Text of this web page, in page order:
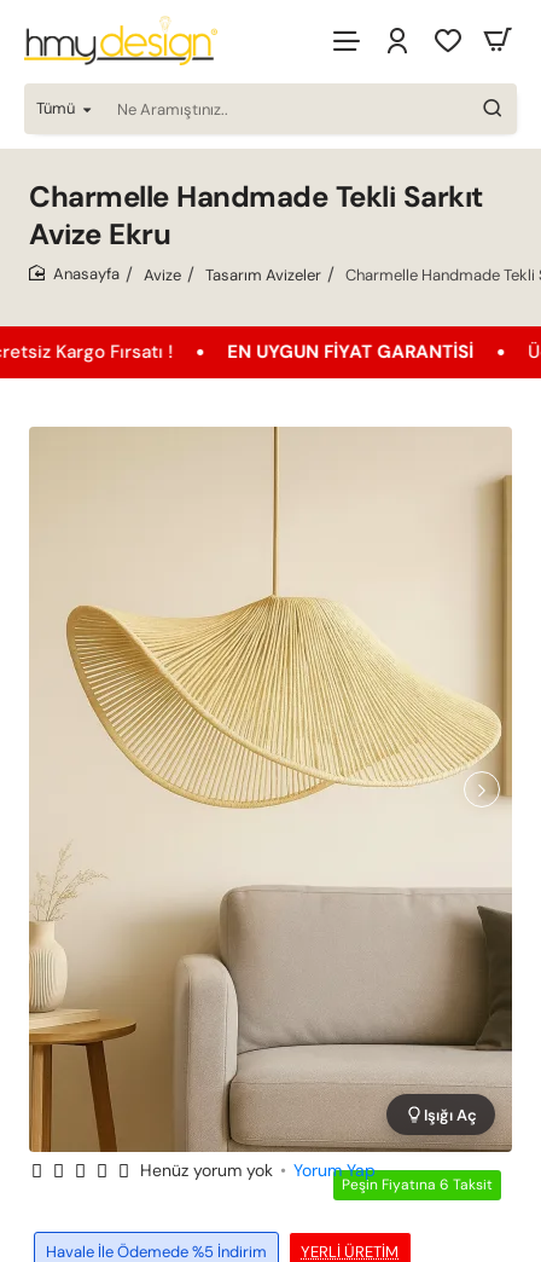
Tümü
Ne
Aramıştınız..
Charmelle Handmade Tekli Sarkıt
Avize Ekru
Avize Tasarım Avizeler Charmelle Handmade Tekli
Fırsatı ! EN UYGUN FIYAT GARANTISI Ücretsiz
Peşin Fiyatına 6 Taksit
Işığı Aç
YERLI ÜRETIM
Havale İle Ödemede %5 İndirim
Henüz yorum yok • Yorum Yap